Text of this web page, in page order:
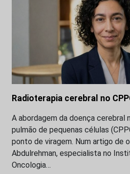
Radioterapia cerebral no
A abordagem da doença cerebral
pulmão de pequenas células
ponto de viragem. Num artigo de
Abdulrehman, especialista no
Oncologia…